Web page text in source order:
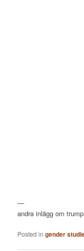
—
andra inlägg om
Posted in gender